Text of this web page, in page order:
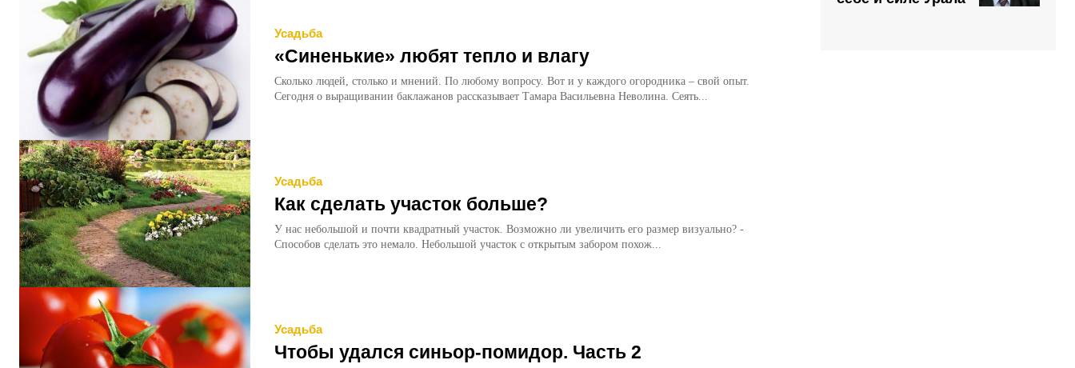
Усадьба
«Синенькие» любят тепло и влагу
Сколько людей, столько и мнений. По любому вопросу. Вот и у каждого огородника – свой опыт.
Сегодня о выращивании баклажанов рассказывает Тамара Васильевна Неволина. Сеять...
Усадьба
Как сделать участок больше?
У нас небольшой и почти квадратный участок. Воз­можно ли увеличить его раз­мер визуально? -
Способов сделать это не­мало. Небольшой участок с открытым забором похож...
Усадьба
Чтобы удался синьор-помидор. Часть 2